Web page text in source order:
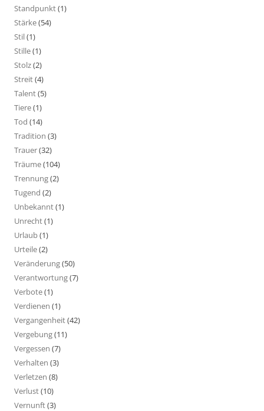
Standpunkt(1)
Stärke(54)
Stil(1)
Stille(1)
Stolz(2)
Streit(4)
Talent(5)
Tiere(1)
Tod (14)
Tradition (3)
Trauer(32)
Träume(104)
Trennung(2)
Tugend (2)
Unbekannt(1)
Unrecht(1)
Urlaub(1)
Urteile(2)
Veränderung(50)
Verantwortung(7)
Verbote(1)
Verdienen (1)
Vergangenheit(42)
Vergebung(11)
Vergessen (7)
Verhalten (3)
Verletzen (8)
Verlust(10)
Vernunft(3)